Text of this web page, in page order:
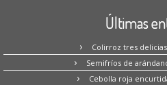
Últimas
Colirroz tres delicias
Semifríos de
Cebolla roja